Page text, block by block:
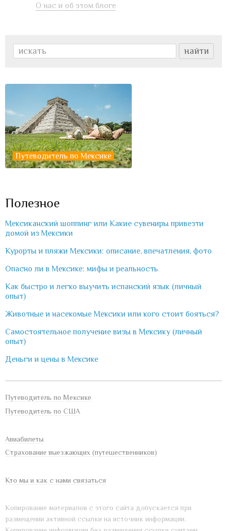
О нас и об этом блоге
Путеводитель по Мексике
Полезное
Мексиканский шоппинг или Какие сувениры привезти
домой из Мексики
Курорты и пляжи Мексики: описание, впечатления, фото
Опасно ли в Мексике: мифы и реальность
Как быстро и легко выучить испанский язык (личный
опыт)
Животные и насекомые Мексики или кого стоит бояться?
Самостоятельное получение визы в Мексику (личный
опыт)
Деньги и цены в Мексике
Путеводитель по Мексике
Путеводитель по США
Авиабилеты
Страхование выезжающих (путешественников)
Кто мы и как с нами связаться
Копирование материалов с этого сайта допускается при
размещении активной ссылки на источник информации.